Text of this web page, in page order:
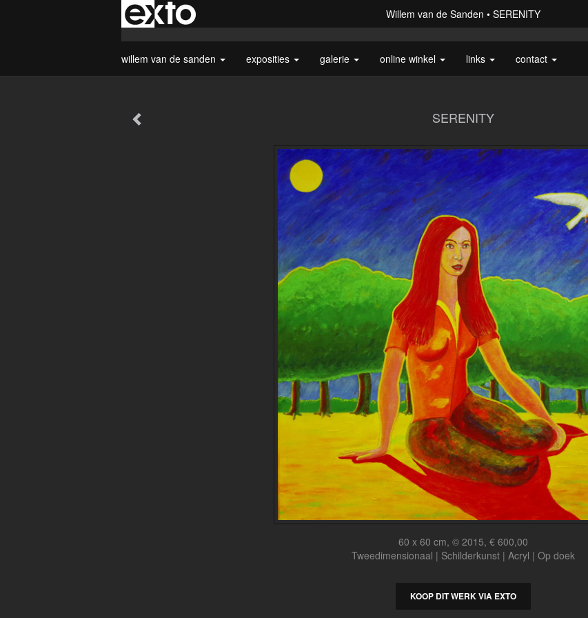
Willem van de Sanden SERENITY
willem van de sanden exposities galerie online winkel links contact
SERENITY
60 x 60 cm, © 2015, € 600,00
Tweedimensionaal | Schilderkunst | Acryl | Op doek
KOOP DIT WERK VIA EXTO